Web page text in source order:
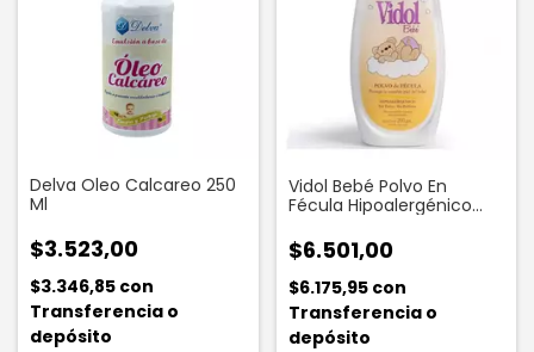
Delva Oleo Calcareo 250
Ml
$3.523,00
$3.346,85 con
Transferencia o
depósito
Vidol Bebé Polvo En
Fécula Hipoalergénico
$6.501,00
$6.175,95 con
Transferencia o
depósito